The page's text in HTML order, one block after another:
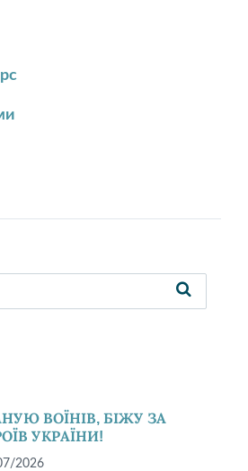
ВОЇНІВ, БІЖУ ЗА
УКРАЇНИ!
2026